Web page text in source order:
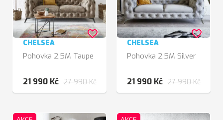
CHELSEA
Pohovka 2,5M Taupe
21 990 Kč 27 990 Kč
favorite_border
CHELSEA
Pohovka 2,5M Silver
21 990 Kč 27 990 Kč
favorite_border